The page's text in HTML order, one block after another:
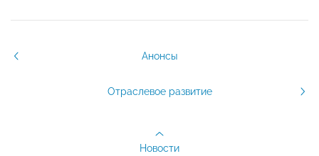
Анонсы
Отраслевое развитие
Новости